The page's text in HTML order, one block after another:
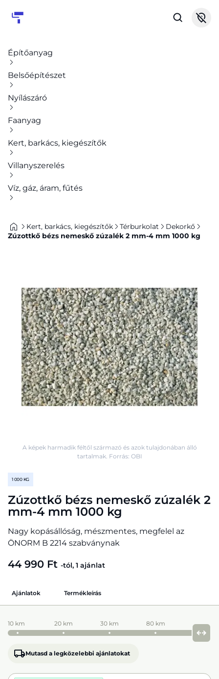
Építőanyag
Belsőépítészet
Nyílászáró
Faanyag
Kert, barkács, kiegészítők
Villanyszerelés
Víz, gáz, áram, fűtés
Kert, barkács, kiegészítők Térburkolat
Dekorkő
Zúzottkő bézs nemeskő zúzalék 2 mm-4 mm 1000 kg
1 000 KG
Zúzottkő bézs nemeskő zúzalék 2
mm-4 mm 1000 kg
Nagy kopásállóság, mészmentes, megfelel az
ÖNORM B 2214 szabványnak
44 990 Ft -tól, 1 ajánlat
A képek harmadik féltől származó és azok tulajdonában álló
tartalmak. Forrás: OBI
Ajánlatok Termékleírás
10 km 20 km 30 km 80 km
Mutasd a legközelebbi ajánlatokat